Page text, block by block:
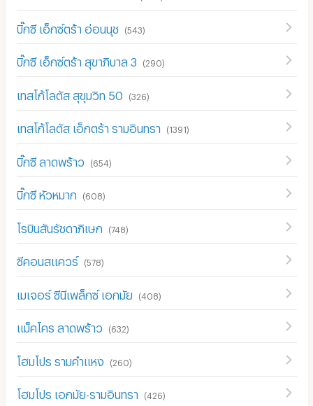
บิ๊กซี เอ็กซ์ตร้า อ่อนนุช (543)
บิ๊กซี เอ็กซ์ตร้า สุขาภิบาล 3 (290)
เทสโก้โลตัส สุขุมวิท 50 (326)
เทสโก้โลตัส เอ็กตร้า รามอินทรา (1391)
บิ๊กซี ลาดพร้าว (654 )
บิ๊กซี หัวหมาก (608)
โรบินสันรัชดาภิเษก (748)
ซีคอนสแควร์ (578)
เมเจอร์ ซีนีเพล็กซ์ เอกมัย (408)
แม็คโคร ลาดพร้าว (632)
โฮมโปร รามคำแหง (260)
โฮมโปร เอกมัย-รามอินทรา (426)